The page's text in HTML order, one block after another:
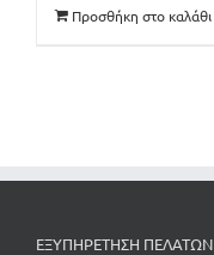
Προσθήκη στο καλάθι
ΕΞΥΠΗΡΕΤΗΣΗ ΠΕΛΑΤΩΝ